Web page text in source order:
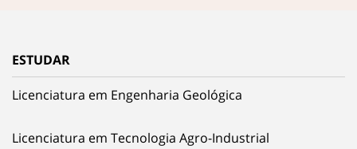
ESTUDAR
Licenciatura em Engenharia Geológica
Licenciatura em Tecnologia Agro-Industrial